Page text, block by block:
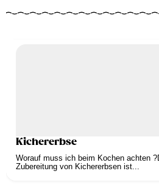
Kichererbse
Worauf muss ich beim Kochen achten
Zubereitung von Kichererbsen ist...